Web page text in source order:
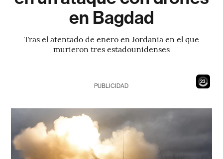
en Bagdad
Tras el atentado de enero en Jordania en el que
murieron tres estadounidenses
21
PUBLICIDAD